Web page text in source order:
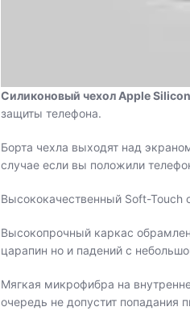
Силиконовый чехол Apple
защиты телефона.
Борта чехла выходят над
случае если вы положили
Высококачественный Soft-Touch
Высокопрочный каркас
царапин но и падений с
Мягкая микрофибра на
очередь не допустит